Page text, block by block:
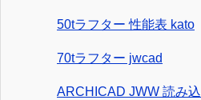
50tラフター 性能表 kato
70tラフター jwcad
ARCHICAD JWW 読み